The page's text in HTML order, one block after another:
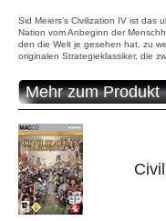
Sid Meiers's Civilization IV ist das
Nation vom Anbeginn der
den die Welt je gesehen hat, zu
originalen Strategieklassiker, die
Mehr zum Produkt